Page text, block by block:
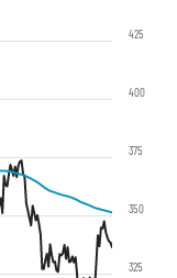
325
350
375
400
425